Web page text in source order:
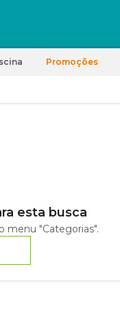
Promoções
esta busca
menu "Categorias".